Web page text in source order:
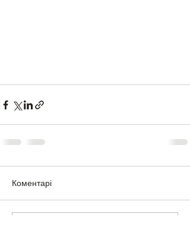
Коментарі